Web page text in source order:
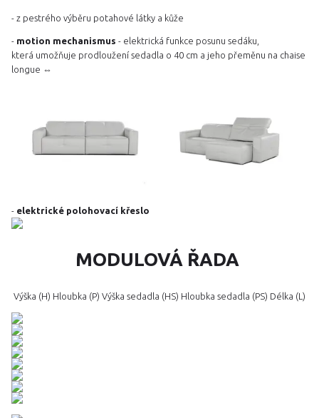
- z pestrého výběru potahové látky a kůže
- motion mechanismus - elektrická funkce posunu sedáku,
která umožňuje prodloužení sedadla o 40 cm a jeho přeměnu na chaise
longue ⇔
- elektrické polohovací křeslo
MODULOVÁ ŘADA
Výška (H) Hloubka (P) Výška sedadla (HS) Hloubka sedadla (PS) Délka (L)